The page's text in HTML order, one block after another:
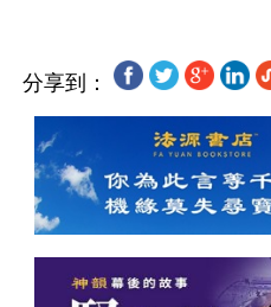
分享到：